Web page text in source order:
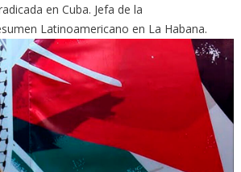
en Cuba. Jefa de la
Latinoamericano en La Habana.